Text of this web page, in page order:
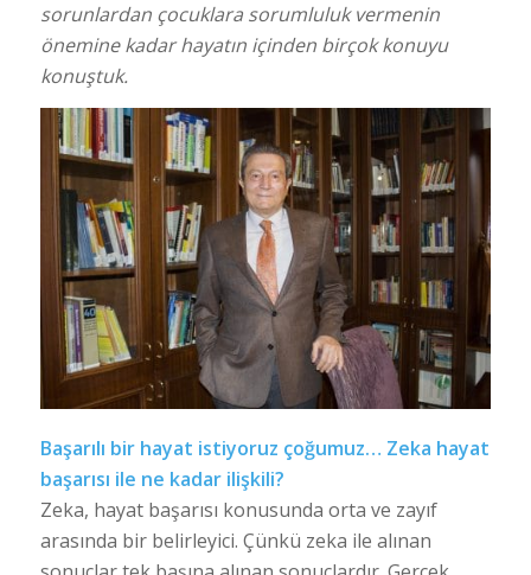
sorunlardan çocuklara sorumluluk vermenin
önemine kadar hayatın içinden birçok konuyu
konuştuk.
Başarılı bir hayat istiyoruz çoğumuz… Zeka hayat
başarısı ile ne kadar ilişkili?
Zeka, hayat başarısı konusunda orta ve zayıf
arasında bir belirleyici. Çünkü zeka ile alınan